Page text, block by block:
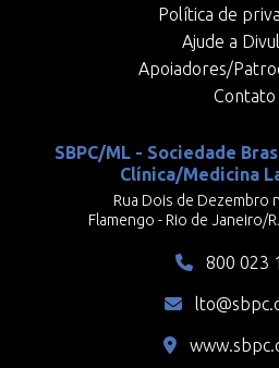
Política de
Ajude a
Apoiadores/
Contato
SBPC/ML - Sociedade
Clínica/Medicina
Rua Dois de Dezembro
Flamengo - Rio de Janeiro/
800 023